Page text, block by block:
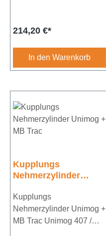
Regulärer Preis:
214,20 €*
In den Warenkorb
Kupplungs
Nehmerzylinder
Kupplungs
Nehmerzylinder Unimog +
MB Trac Unimog 407 /